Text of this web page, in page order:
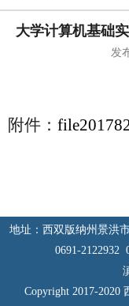
大学计算机基础
发
附件：
地址：西双版纳州景洪
0691-2122932
Copyright 2017-2020